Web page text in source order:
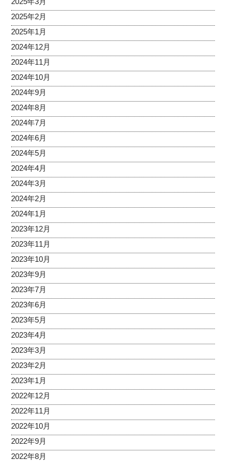
2025年2月
2025年1月
2024年12月
2024年11月
2024年10月
2024年9月
2024年8月
2024年7月
2024年6月
2024年5月
2024年4月
2024年3月
2024年2月
2024年1月
2023年12月
2023年11月
2023年10月
2023年9月
2023年7月
2023年6月
2023年5月
2023年4月
2023年3月
2023年2月
2023年1月
2022年12月
2022年11月
2022年10月
2022年9月
2022年8月